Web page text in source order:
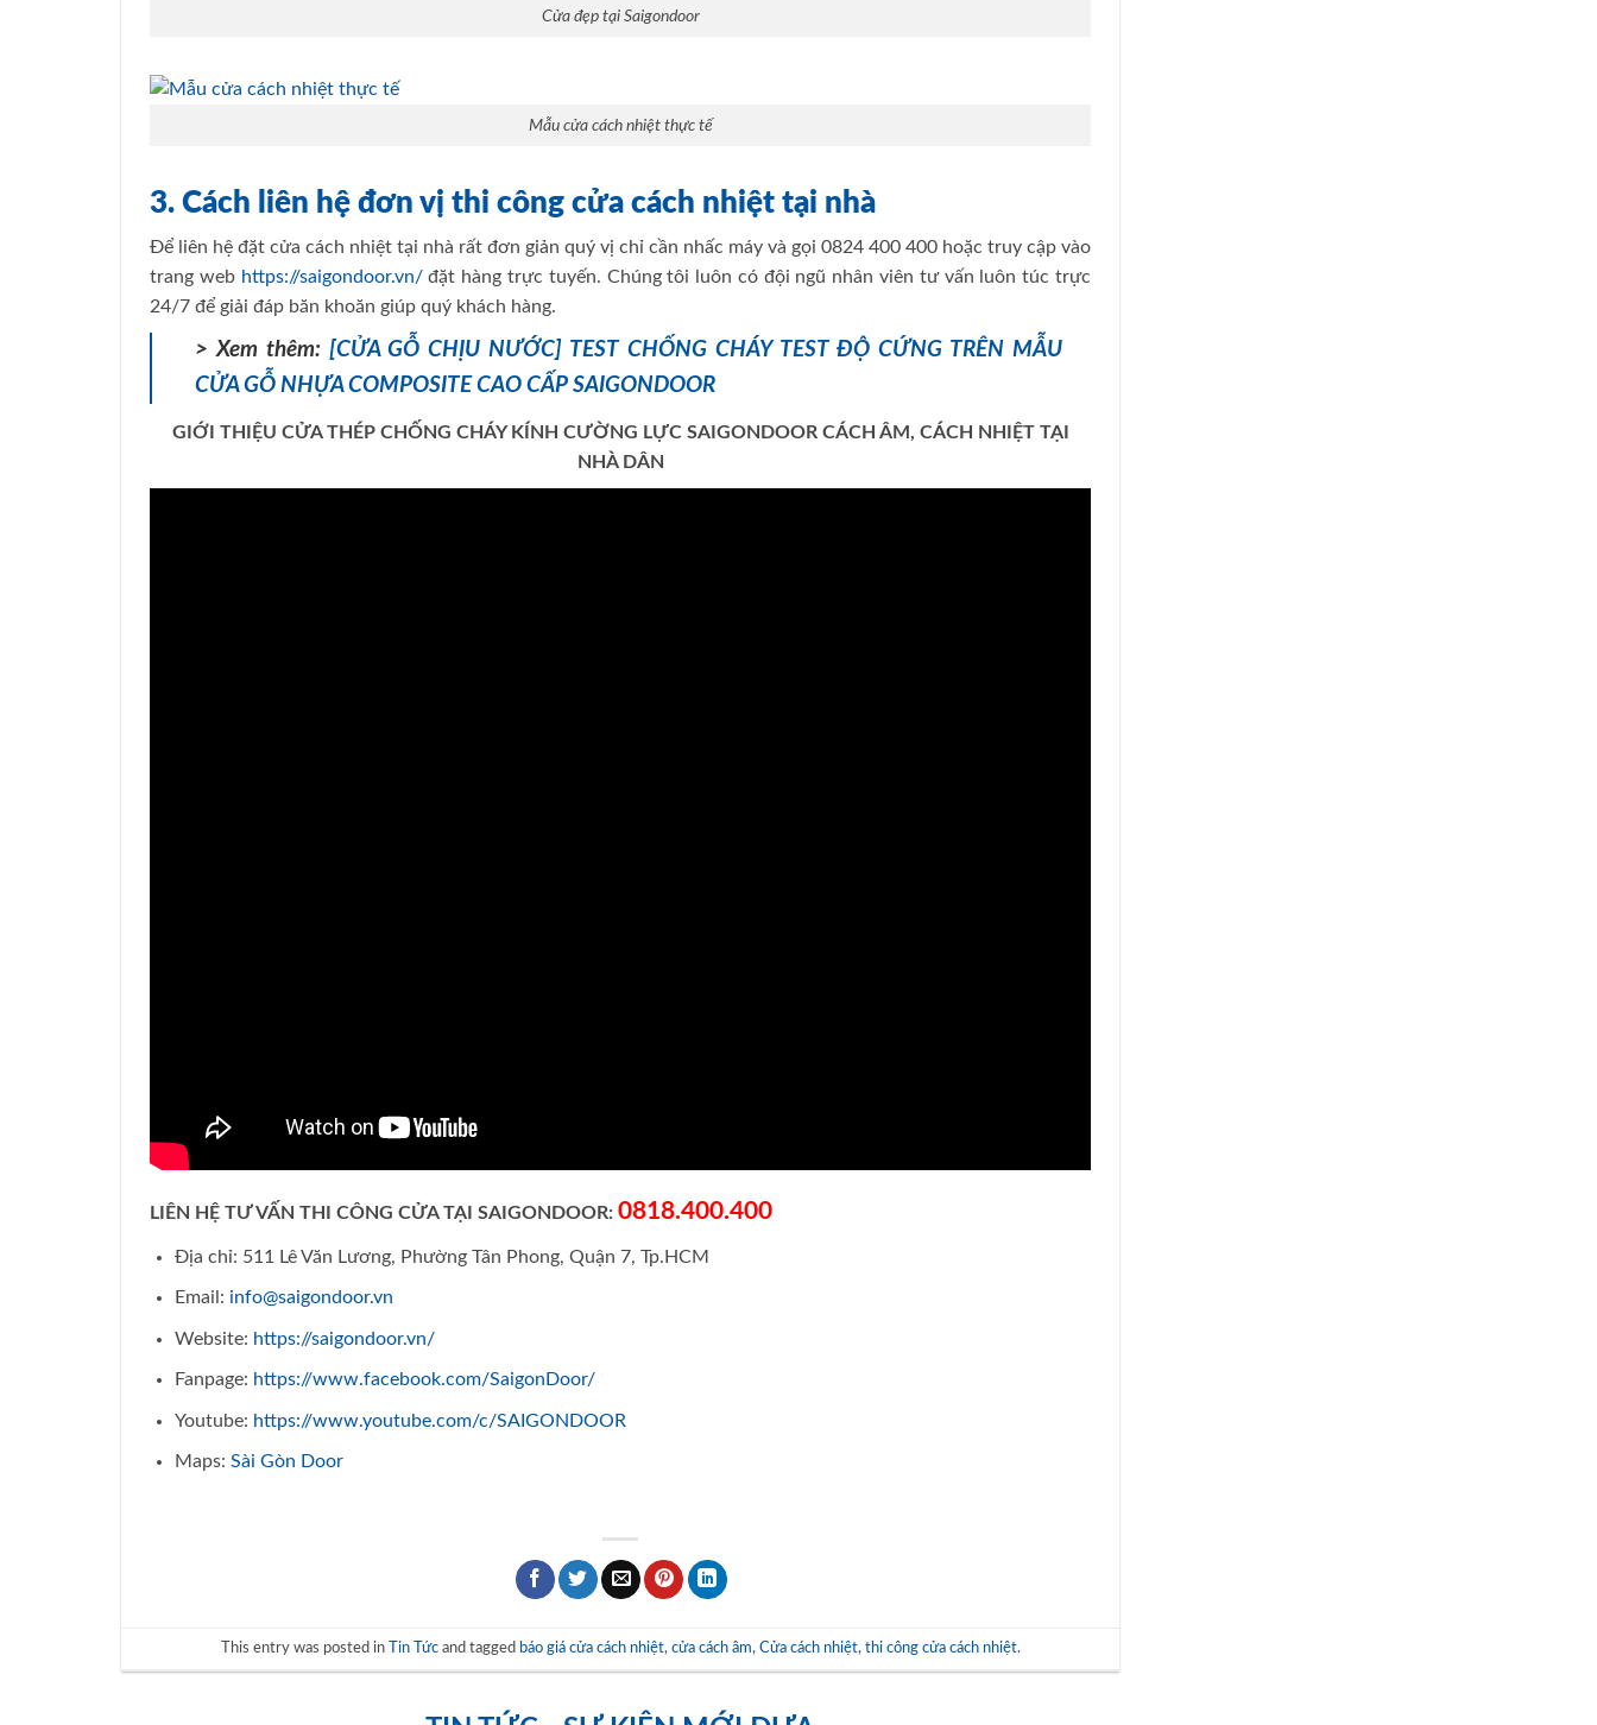
Cửa đẹp tại Saigondoor
Mẫu cửa cách nhiệt thực tế
3. Cách liên hệ đơn vị thi công cửa cách nhiệt tại nhà
Để liên hệ đặt cửa cách nhiệt tại nhà rất đơn giản quý vị chỉ cần nhấc máy và gọi 0824 400 400 hoặc truy cập vào
trang web https://saigondoor.vn/đặt hàng trực tuyến. Chúng tôi luôn có đội ngũ nhân viên tư vấn luôn túc trực
24/7 để giải đáp băn khoăn giúp quý khách hàng.
> Xem thêm: [CỬA GỖ CHỊU NƯỚC] TEST CHỐNG CHÁY TEST ĐỘ CỨNG TRÊN MẪU
CỬA GỖ NHỰA COMPOSITE CAO CẤP SAIGONDOOR
GIỚI THIỆU CỬA THÉP CHỐNG CHÁY KÍNH CƯỜNG LỰC SAIGONDOOR CÁCH ÂM, CÁCH NHIỆT TẠI
NHÀ DÂN
LIÊN HỆ TƯ VẤN THI CÔNG CỬA TẠI SAIGONDOOR: 0818.400.400
Địa chỉ: 511 Lê Văn Lương, Phường Tân Phong, Quận 7, Tp.HCM
Email: info@saigondoor.vn
Website: https://saigondoor.vn/
Fanpage: https://www.facebook.com/SaigonDoor/
Youtube: https://www.youtube.com/c/SAIGONDOOR
Maps: Sài Gòn Door
This entry was posted in Tin Tứcand tagged báo giá cửa cách nhiệt, cửa cách âm, Cửa cách nhiệt, thi công cửa cách nhiệt.